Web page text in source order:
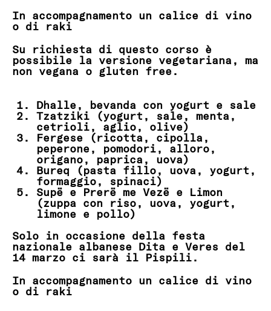
In accompagnamento un calice di vino
o di raki
Su richiesta di questo corso è
possibile la versione vegetariana, ma
non vegana o gluten free.
Dhalle, bevanda con yogurt e sale
Tzatziki (yogurt, sale, menta,
cetrioli, aglio, olive)
Fergese (ricotta, cipolla,
peperone, pomodori, alloro,
origano, paprica, uova)
Bureq (pasta fillo, uova, yogurt,
formaggio, spinaci)
Supë e Prerë me Vezë e Limon
(zuppa con riso, uova, yogurt,
limone e pollo)
Solo in occasione della festa
nazionale albanese Dita e Veres del
14 marzo ci sarà il Pispili.
In accompagnamento un calice di vino
o di raki